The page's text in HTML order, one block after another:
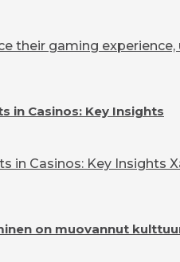
their gaming
in Casinos: Key Insights
in Casinos: Key Insights
on muovannut